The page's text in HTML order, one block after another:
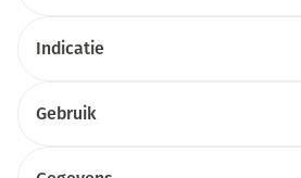
Indicatie
Gebruik